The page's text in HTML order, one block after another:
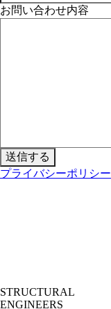
お問い合わせ内容
プライバシーポリシー
STRUCTURAL
ENGINEERS